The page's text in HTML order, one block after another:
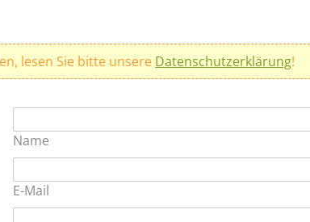
lesen Sie bitte unsere Datenschutzerklärung!
Name
E-Mail